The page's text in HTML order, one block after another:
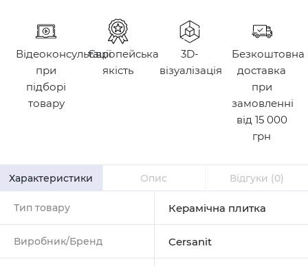
Відеоконсультації
при
підборі
товару
Європейська
якість
3D-
візуалізація
Безкоштовна
доставка
при
замовленні
від 15 000
грн
Характеристики Опис Відгуки (0)
Тип товару Керамічна плитка
Виробник/Бренд Cersanit